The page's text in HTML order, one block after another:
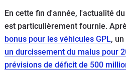
Flottes
Auto
Services
En cette fin d'année, l'actualité
est particulièrement fournie.
bonus pour les véhicules GPL, un
un durcissement du malus pour
prévisions de déficit de 500